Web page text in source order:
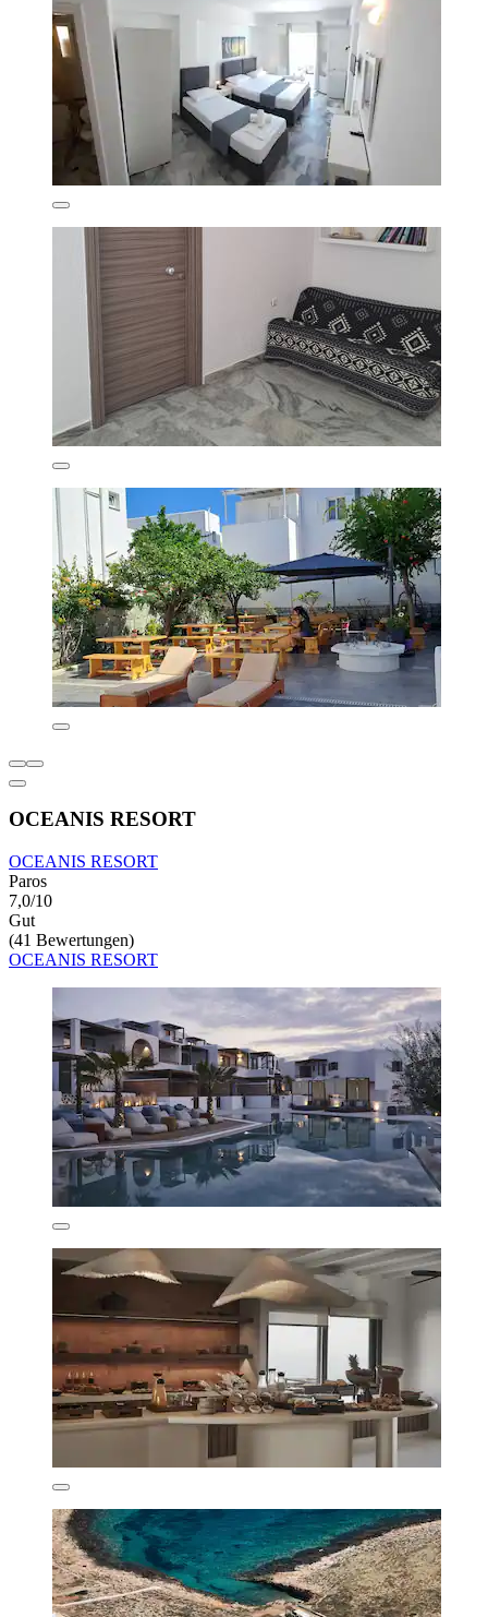
OCEANIS RESORT
OCEANIS RESORT
Paros
7,0/10
Gut
(41 Bewertungen)
OCEANIS RESORT